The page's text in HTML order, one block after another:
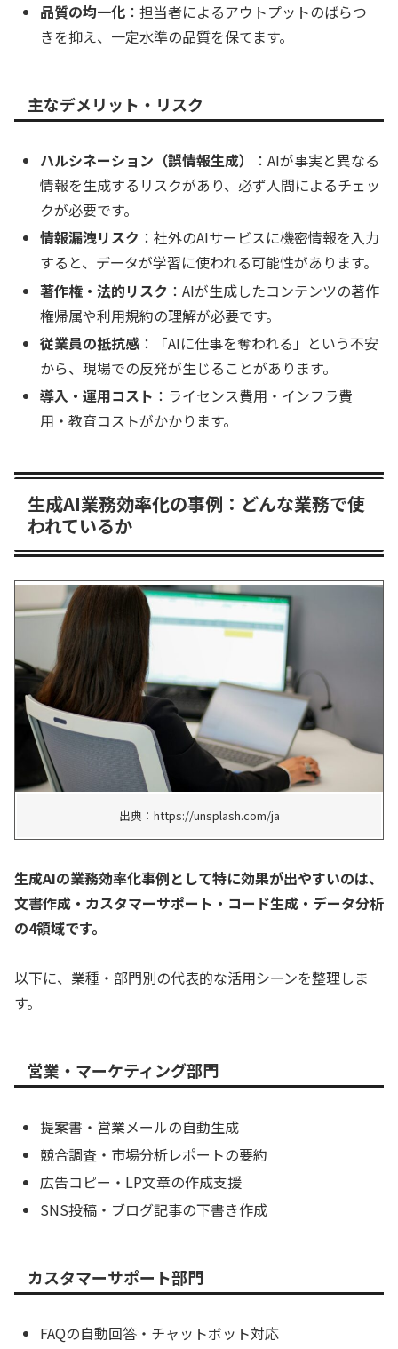
品質の均一化 ：担当者によるアウトプットのばらつ
きを抑え、一定水準の品質を保てます。
主なデメリット・リスク
ハルシネーション（誤情報生成）
：AIが事実と異なる
情報を生成するリスクがあり、必ず人間によるチェッ
クが必要です。
情報漏洩リスク ：社外のAIサービスに機密情報を入力
すると、データが学習に使われる可能性があります。
著作権・法的リスク ：AIが生成したコンテンツの著作
権帰属や利用規約の理解が必要です。
従業員の抵抗感 ：「AIに仕事を奪われる」という不安
から、現場での反発が生じることがあります。
導入・運用コスト ：ライセンス費用・インフラ費
用・教育コストがかかります。
生成AI業務効率化の事例：どんな業務で使
われているか
出典：https://unsplash.com/ja
生成AIの業務効率化事例として特に効果が出やすいのは、
文書作成・カスタマーサポート・コード生成・データ分析
の4領域です。
以下に、業種・部門別の代表的な活用シーンを整理しま
す。
営業・マーケティング部門
提案書・営業メールの自動生成
競合調査・市場分析レポートの要約
広告コピー・LP文章の作成支援
SNS投稿・ブログ記事の下書き作成
カスタマーサポート部門
FAQの自動回答・チャットボット対応